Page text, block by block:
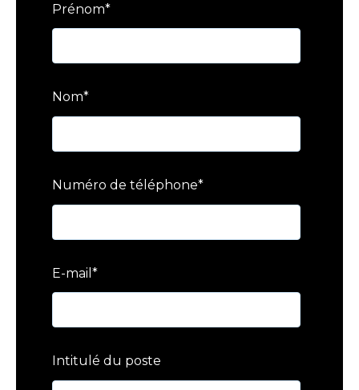
Prénom*
Nom*
Numéro de téléphone*
E-mail *
Intitulé du poste